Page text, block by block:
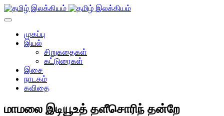
முகப்பு
இயல்
சிறுகதைகள்
கட்டுரைகள்
இசை
நாடகம்
கவிதை
மாமலை இடியூஉத் தளீசொரிந் தன்றே